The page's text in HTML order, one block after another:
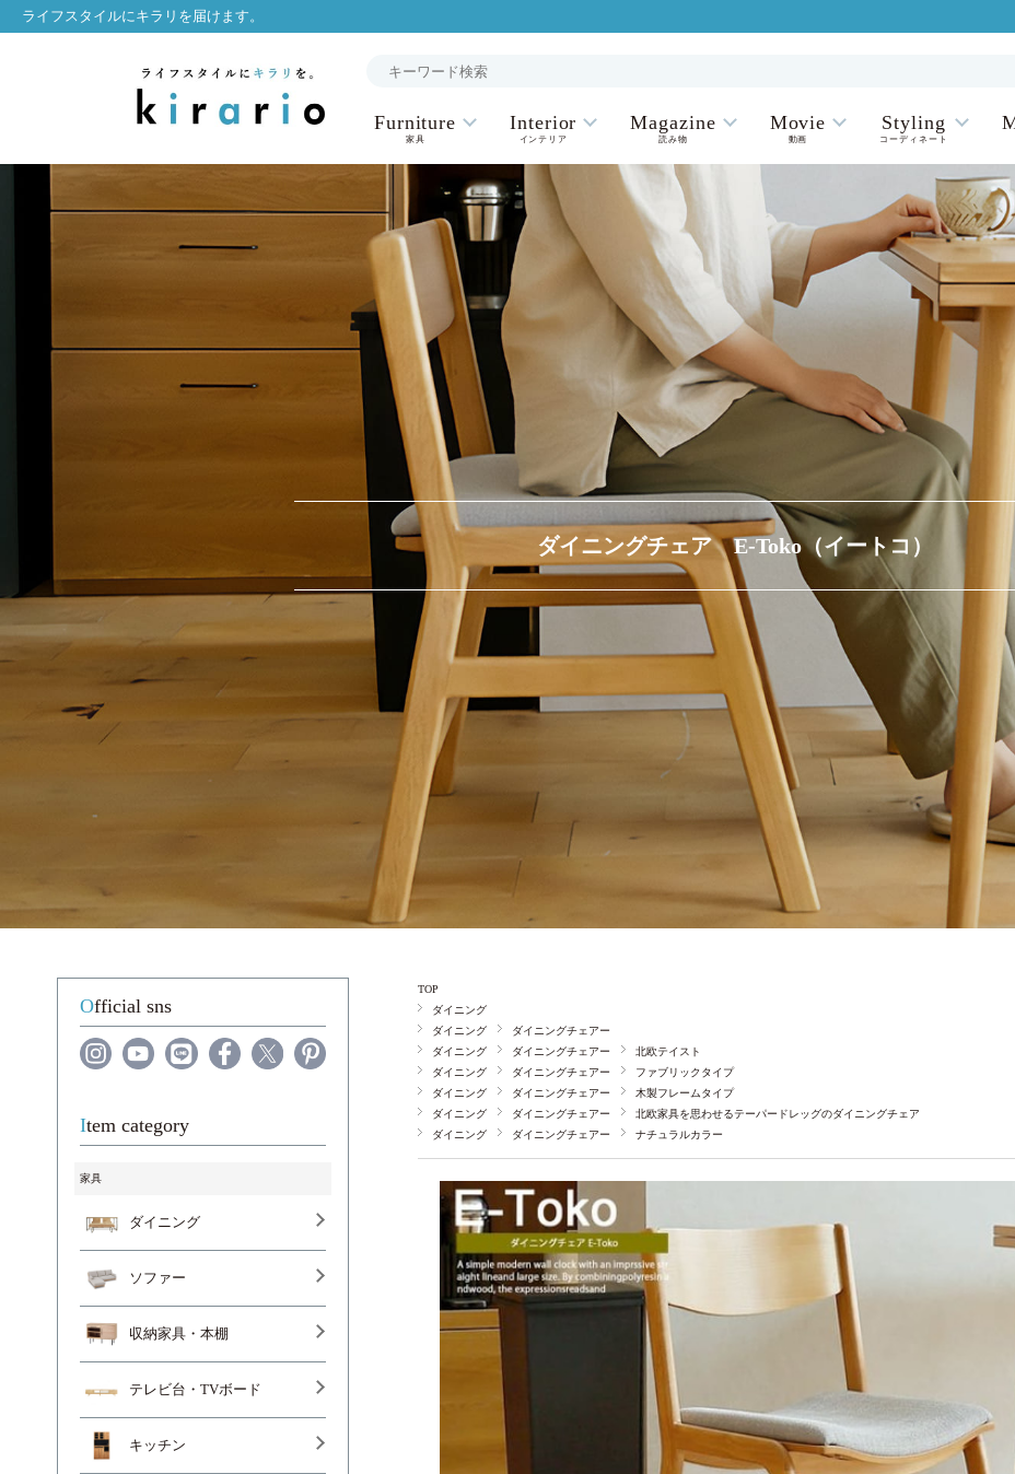
ライフスタイルにキラリを届けます。
Furniture
家具
Interior
インテリア
Magazine
読み物
Movie
動画
Styling
コーディネート
TOP
ダイニング
ダイニング
ダイニングチェアー
ダイニング
ダイニングチェアー
北欧テイスト
ダイニング
ダイニングチェアー
ファブリックタイプ
ダイニング
ダイニングチェアー
木製フレームタイプ
ダイニング
ダイニングチェアー
北欧家具を思わせるテーパードレッグのダイニングチェア
ダイニング
ダイニングチェアー ナチュラルカラー
Official sns
Item category
家具
ダイニング
ソファー
収納家具・本棚
テレビ台・TVボード
キッチン